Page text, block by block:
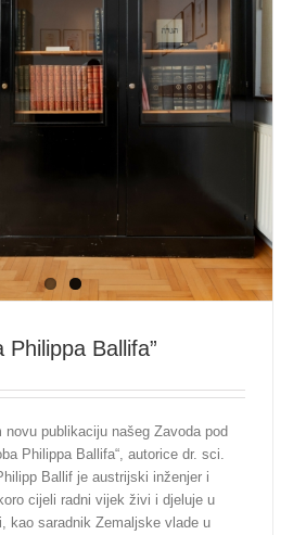
Philippa Ballifa”
novu publikaciju našeg Zavoda pod
Philippa Ballifa“, autorice dr. sci.
Ballif je austrijski inženjer i
cijeli radni vijek živi i djeluje u
kao saradnik Zemaljske vlade u